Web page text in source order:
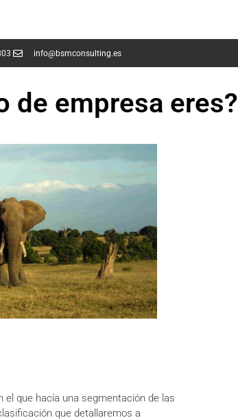
info@bsmconsulting.es
de empresa eres?
el que hacía una segmentación de las
que detallaremos a